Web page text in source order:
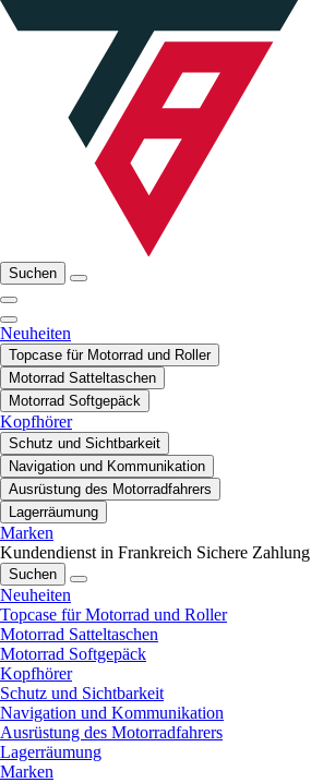
Suchen
Neuheiten
Topcase für Motorrad und Roller
Motorrad Satteltaschen
Motorrad Softgepäck
Kopfhörer
Schutz und Sichtbarkeit
Navigation und Kommunikation
Ausrüstung des Motorradfahrers
Lagerräumung
Marken
Kundendienst in Frankreich Sichere Zahlung
Suchen
Neuheiten
Topcase für Motorrad und Roller
Motorrad Satteltaschen
Motorrad Softgepäck
Kopfhörer
Schutz und Sichtbarkeit
Navigation und Kommunikation
Ausrüstung des Motorradfahrers
Lagerräumung
Marken